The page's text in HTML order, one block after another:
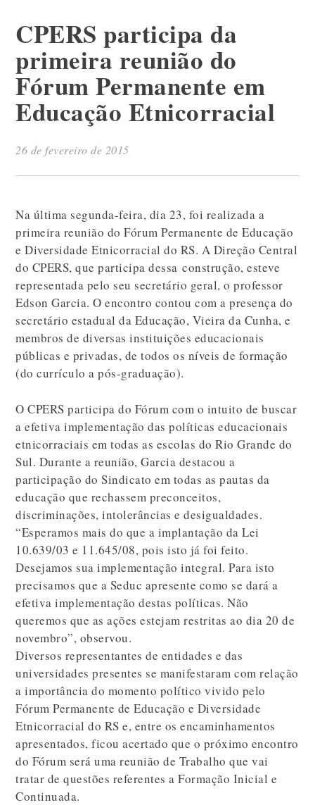
CPERS participa da
primeira reunião do
Fórum Permanente em
Educação Etnicorracial
26 de fevereiro de 2015
Na última segunda-feira, dia 23, foi realizada a
primeira reunião do Fórum Permanente de Educação
e Diversidade Etnicorracial do RS. A Direção Central
do CPERS, que participa dessa construção, esteve
representada pelo seu secretário geral, o professor
Edson Garcia. O encontro contou com a presença do
secretário estadual da Educação, Vieira da Cunha, e
membros de diversas instituições educacionais
públicas e privadas, de todos os níveis de formação
(do currículo a pós-graduação).
O CPERS participa do Fórum com o intuito de buscar
a efetiva implementação das políticas educacionais
etnicorraciais em todas as escolas do Rio Grande do
Sul. Durante a reunião, Garcia destacou a
participação do Sindicato em todas as pautas da
educação que rechassem preconceitos,
discriminações, intolerâncias e desigualdades.
“Esperamos mais do que a implantação da Lei
10.639/03 e 11.645/08, pois isto já foi feito.
Desejamos sua implementação integral. Para isto
precisamos que a Seduc apresente como se dará a
efetiva implementação destas políticas. Não
queremos que as ações estejam restritas ao dia 20 de
novembro”, observou.
Diversos representantes de entidades e das
universidades presentes se manifestaram com relação
a importância do momento político vivido pelo
Fórum Permanente de Educação e Diversidade
Etnicorracial do RS e, entre os encaminhamentos
apresentados, ficou acertado que o próximo encontro
do Fórum será uma reunião de Trabalho que vai
tratar de questões referentes a Formação Inicial e
Continuada.